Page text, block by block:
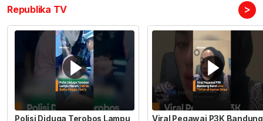
Republika TV >
Polisi Diduga Terobos Lampu
Viral Pegawai P3K Bandung